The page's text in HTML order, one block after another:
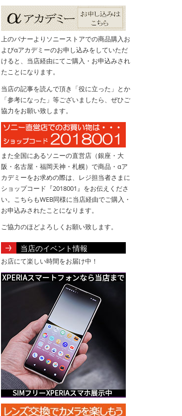
上のバナーよりソニーストアでの商品購入お
よびαアカデミーのお申し込みをしていただ
けると、当店経由にてご購入・お申込みされ
たことになります。
当店の記事を読んで頂き「役に立った」とか
「参考になった」等ございましたら、ぜひご
協力をお願い致します。
また全国にあるソニーの直営店（銀座・大
阪・名古屋・福岡天神・札幌）で商品・αア
カデミーをお求めの際は、レジ担当者さまに
ショップコード『2018001』をお伝えくださ
い。こちらもWEB同様に当店経由でご購入・
お申込みされたことになります。
ご協力のほどよろしくお願い致します。
当店のイベント情報
お店にて楽しい時間をお届け中！